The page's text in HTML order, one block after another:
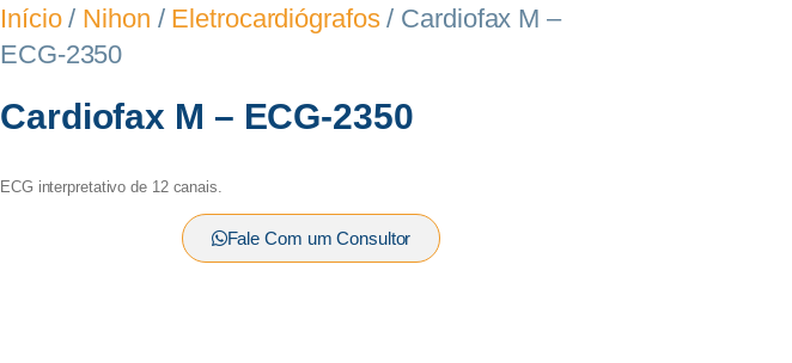
Início/ Nihon / Eletrocardiógrafos/ Cardiofax M –
ECG-2350
Cardiofax M – ECG-2350
ECG interpretativo de 12 canais.
Fale Com um Consultor